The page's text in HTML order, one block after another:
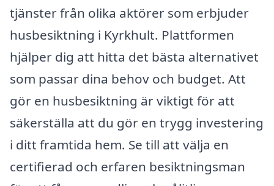
tjänster från olika aktörer som erbjuder
husbesiktning i Kyrkhult. Plattformen
hjälper dig att hitta det bästa alternativet
som passar dina behov och budget. Att
gör en husbesiktning är viktigt för att
säkerställa att du gör en trygg investering
i ditt framtida hem. Se till att välja en
certifierad och erfaren besiktningsman